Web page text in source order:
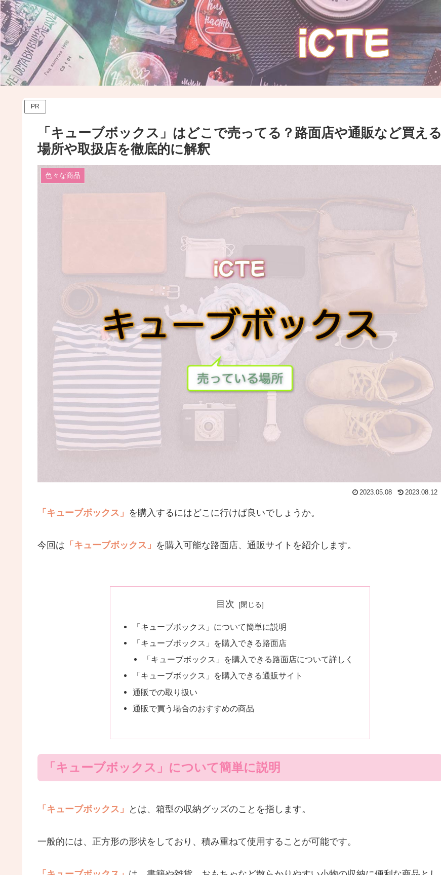
PR
「キューブボックス」はどこで売ってる？路面店や通販など買える
場所や取扱店を徹底的に解釈
色々な商品
2023.05.08 2023.08.12
「キューブボックス」 を購入するにはどこに行けば良いでしょうか。
今回は 「キューブボックス」 を購入可能な路面店、通販サイトを紹介します。
目次
「キューブボックス」について簡単に説明
「キューブボックス」を購入できる路面店
「キューブボックス」を購入できる路面店について詳しく
「キューブボックス」を購入できる通販サイト
通販での取り扱い
通販で買う場合のおすすめの商品
「キューブボックス」について簡単に説明
「キューブボックス」 とは、箱型の収納グッズのことを指します。
一般的には、正方形の形状をしており、積み重ねて使用することが可能です。